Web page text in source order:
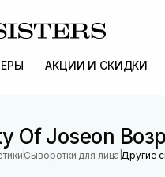
АКЦИИ И СКИДКИ
Of Joseon
|Сыворотки для лица |Другие